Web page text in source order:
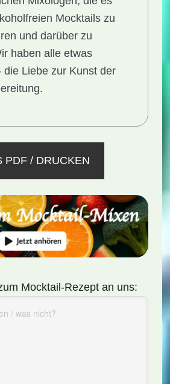
Mocktails zu
und darüber zu
haben alle etwas
die Liebe zur Kunst der
PDF / DRUCKEN
Mocktail-Rezept an uns: